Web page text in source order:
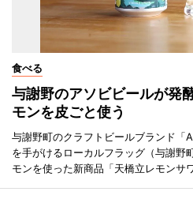
食べる
与謝野のアソビビールが
モンを皮ごと使う
与謝野町のクラフトビールブランド「
を手がけるローカルフラッグ（与謝野
モンを使った新商品「天橋立レモンサ